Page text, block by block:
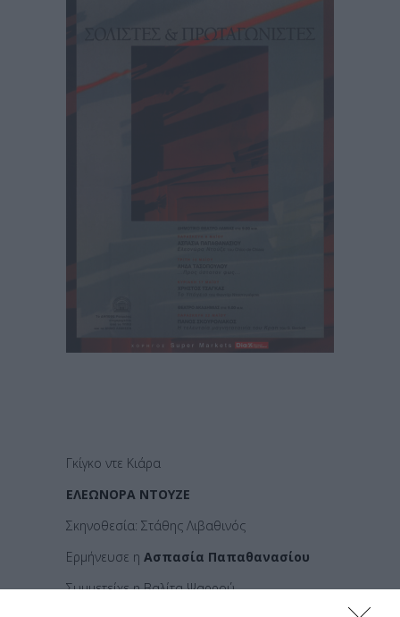
Γκίγκο ντε Κιάρα
ΕΛΕΩΝΟΡΑ ΝΤΟΥΖΕ
Σκηνοθεσία: Στάθης Λιβαθινός
Ερμήνευσε η Ασπασία Παπαθανασίου
Συμμετείχε η Βαλίτα Ψαρρού